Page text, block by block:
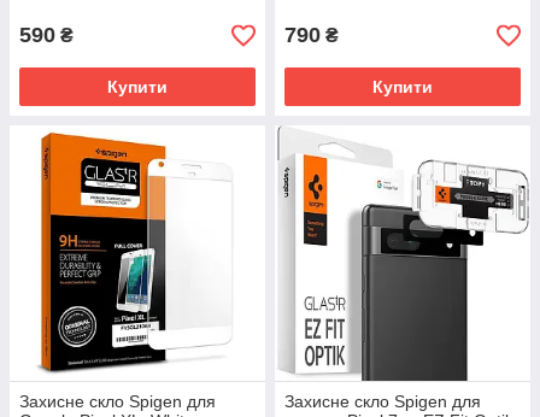
590 ₴
Купити
790 ₴
Купити
Захисне скло Spigen для
Захисне скло Spigen для